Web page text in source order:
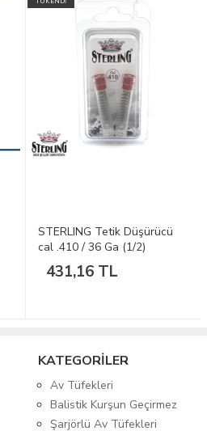
STERLING Tetik Düşürücü
cal .410 / 36 Ga (1/2)
431,16 TL
KATEGORİLER
Av Tüfekleri
Balistik Kurşun Geçirmez
Şarjörlü Av Tüfekleri